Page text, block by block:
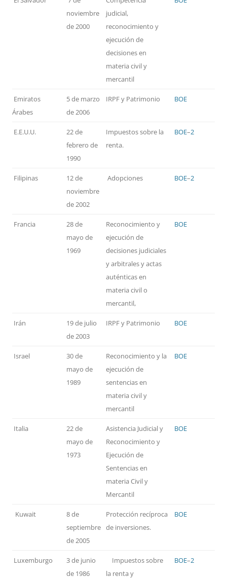
noviembre
de 2000
judicial,
reconocimiento y
ejecución de
decisiones en
materia civil y
mercantil
Emiratos
Árabes
5 de marzo
de 2006
IRPF y Patrimonio BOE
E.E.U.U.
22 de
febrero de
1990
Impuestos sobre la
renta.
BOE–2
Filipinas
12 de
noviembre
de 2002
Adopciones BOE–2
Francia
28 de
mayo de
1969
Reconocimiento y
ejecución de
decisiones judiciales
y arbitrales y actas
auténticas en
materia civil o
mercantil,
BOE
Irán
19 de julio
de 2003
IRPF y Patrimonio BOE
Israel
30 de
mayo de
1989
Reconocimiento y la
ejecución de
sentencias en
materia civil y
mercantil
BOE
Italia
22 de
mayo de
1973
Asistencia Judicial y
Reconocimiento y
Ejecución de
Sentencias en
materia Civil y
Mercantil
BOE
Kuwait
8 de
septiembre
de 2005
Protección recíproca
de inversiones.
BOE
Luxemburgo
3 de junio
de 1986
Impuestos sobre
la renta y
BOE–2